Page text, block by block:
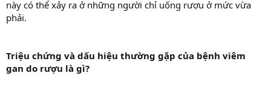
này có thể xảy ra ở những người chỉ uống rượu ở mức vừa
phải.
Triệu chứng và dấu hiệu thường gặp của bệnh viêm
gan do rượu là gì?